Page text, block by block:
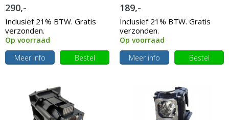
290,-
Inclusief 21% BTW. Gratis
verzonden.
Op voorraad
Meer info
Bestel
189,-
Inclusief 21% BTW. Gratis
verzonden.
Op voorraad
Meer info
Bestel